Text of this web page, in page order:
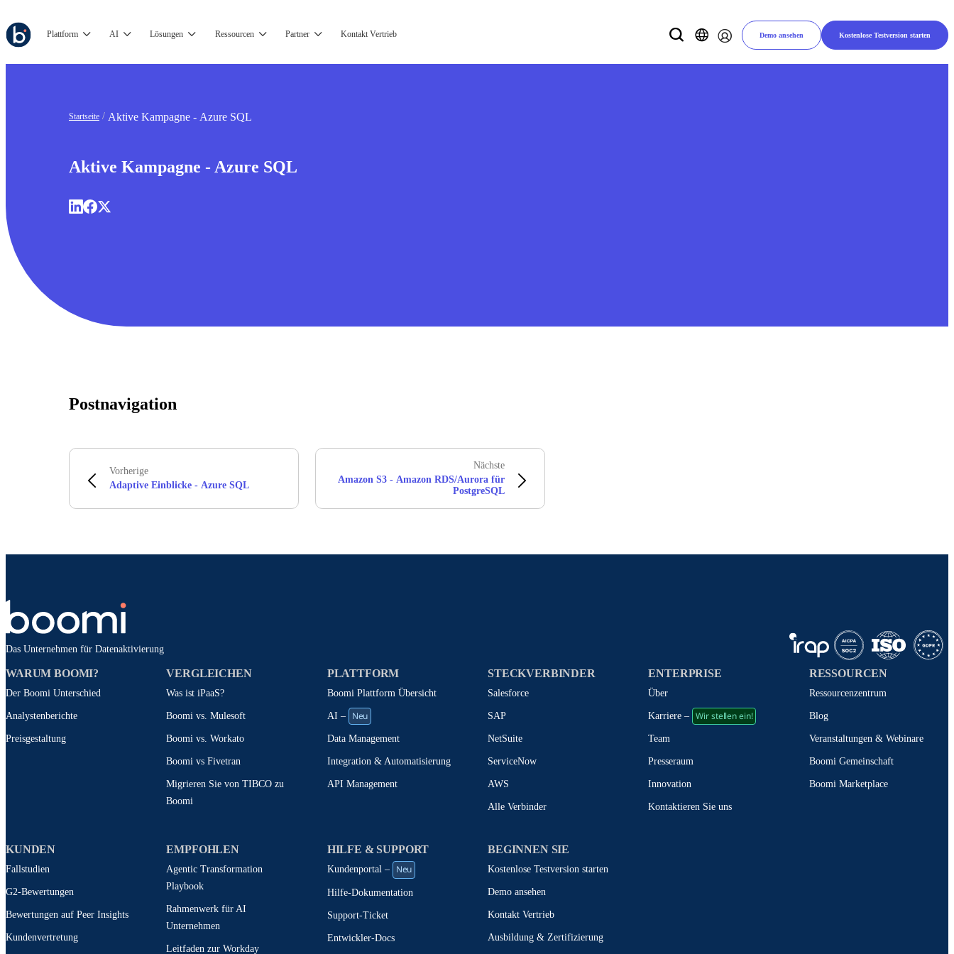
Plattform AI Lösungen Ressourcen Partner Kontakt Vertrieb Demo ansehen Kostenlose Testversion starten
Startseite Aktive Kampagne - Azure SQL
Aktive Kampagne - Azure SQL
Postnavigation
Vorherige
Adaptive Einblicke - Azure SQL
Nächste
Amazon S3 - Amazon RDS/Aurora für
PostgreSQL
Das Unternehmen für Datenaktivierung
WARUM BOOMI?
Der Boomi Unterschied
Analystenberichte
Preisgestaltung
VERGLEICHEN
Was ist iPaaS?
Boomi vs. Mulesoft
Boomi vs. Workato
Boomi vs Fivetran
Migrieren Sie von TIBCO zu
Boomi
PLATTFORM
Boomi Plattform Übersicht
AI – Neu
Data Management
Integration & Automatisierung
API Management
STECKVERBINDER
Salesforce
SAP
NetSuite
ServiceNow
AWS
Alle Verbinder
ENTERPRISE
Über
Karriere – Wir stellen ein!
Team
Presseraum
Innovation
Kontaktieren Sie uns
RESSOURCEN
Ressourcenzentrum
Blog
Veranstaltungen & Webinare
Boomi Gemeinschaft
Boomi Marketplace
KUNDEN
Fallstudien
G2-Bewertungen
Bewertungen auf Peer Insights
Kundenvertretung
EMPFOHLEN
Agentic Transformation
Playbook
Rahmenwerk für AI
Unternehmen
Leitfaden zur Workday
HILFE & SUPPORT
Kundenportal – Neu
Hilfe-Dokumentation
Support-Ticket
Entwickler-Docs
BEGINNEN SIE
Kostenlose Testversion starten
Demo ansehen
Kontakt Vertrieb
Ausbildung & Zertifizierung